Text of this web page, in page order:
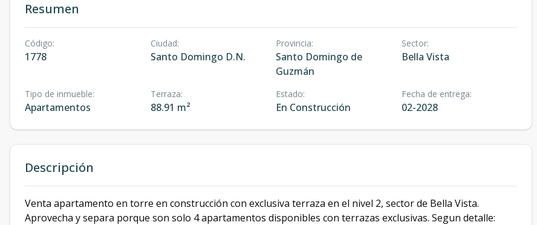
Resumen
Código:
1778
Ciudad:
Santo Domingo D.N.
Provincia:
Santo Domingo de
Guzmán
Sector:
Bella Vista
Tipo de inmueble:
Apartamentos
Terraza:
88.91 m²
Estado:
En Construcción
Fecha de entrega:
02-2028
Descripción
Venta apartamento en torre en construcción con exclusiva terraza en el nivel 2, sector de Bella Vista.
Aprovecha y separa porque son solo 4 apartamentos disponibles con terrazas exclusivas. Segun detalle: